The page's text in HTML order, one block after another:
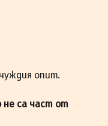
опит.
не са част от